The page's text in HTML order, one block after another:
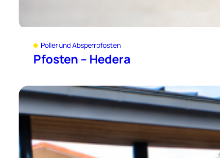
Poller und Absperrpfosten
Pfosten – Hedera